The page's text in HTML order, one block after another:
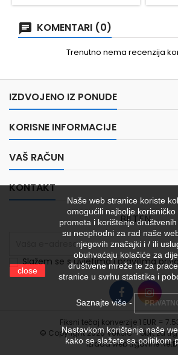
KOMENTARI (0)
Trenutno nema recenzija
IZDVOJENO IZ PONUDE
KORISNE INFORMACIJE
VAŠ RAČUN
KONTAKT
close
Naše web stranice koriste
omogućili najbolje
prometa i korištenje
su neophodni za rad naše
njegovih značajki i / ili
obuhvaćaju kolačiće za
društvene mreže te za
stranice u svrhu statistika i
Saznajte više -
Nastavkom korištenja naše
kako se slažete sa politikom
BILTEN
Slažem se s uvjetima i pravilima
Fiksni tečaj konverzije 1 EUR =
© Copyright 2026 VUKŠIĆ - obrt za
Izrada web trgovineNet